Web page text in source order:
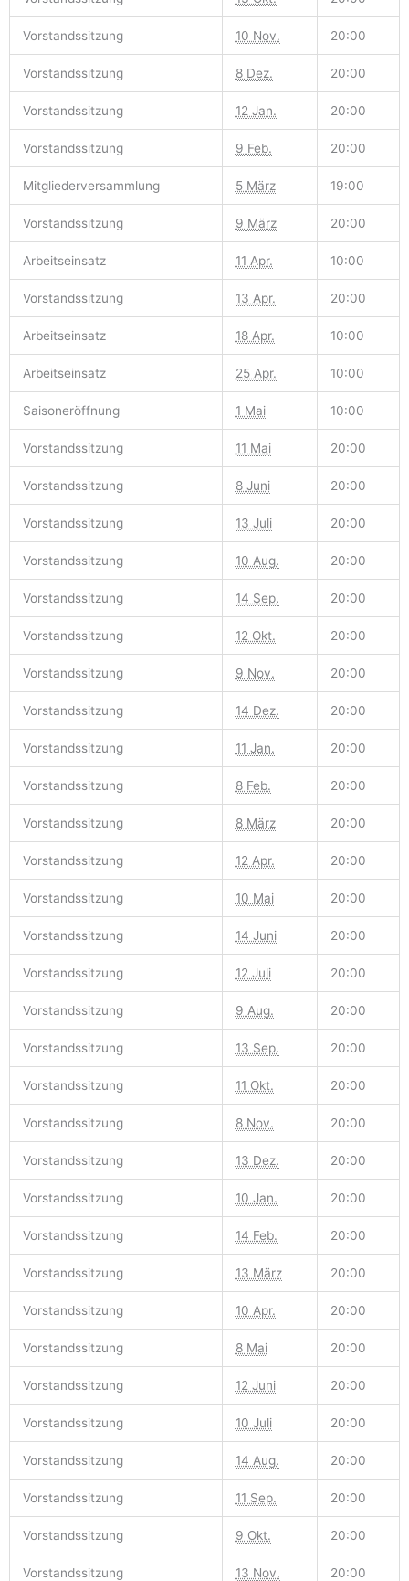
Vorstandssitzung 10 Nov. 20:00
Vorstandssitzung 8 Dez. 20:00
Vorstandssitzung 12 Jan. 20:00
Vorstandssitzung 9 Feb. 20:00
Mitgliederversammlung 5 März 19:00
Vorstandssitzung 9 März 20:00
Arbeitseinsatz 11 Apr. 10:00
Vorstandssitzung 13 Apr. 20:00
Arbeitseinsatz 18 Apr. 10:00
Arbeitseinsatz 25 Apr. 10:00
Saisoneröffnung 1 Mai 10:00
Vorstandssitzung 11 Mai 20:00
Vorstandssitzung 8 Juni 20:00
Vorstandssitzung 13 Juli 20:00
Vorstandssitzung 10 Aug. 20:00
Vorstandssitzung 14 Sep. 20:00
Vorstandssitzung 12 Okt. 20:00
Vorstandssitzung 9 Nov. 20:00
Vorstandssitzung 14 Dez. 20:00
Vorstandssitzung 11 Jan. 20:00
Vorstandssitzung 8 Feb. 20:00
Vorstandssitzung 8 März 20:00
Vorstandssitzung 12 Apr. 20:00
Vorstandssitzung 10 Mai 20:00
Vorstandssitzung 14 Juni 20:00
Vorstandssitzung 12 Juli 20:00
Vorstandssitzung 9 Aug. 20:00
Vorstandssitzung 13 Sep. 20:00
Vorstandssitzung 11 Okt. 20:00
Vorstandssitzung 8 Nov. 20:00
Vorstandssitzung 13 Dez. 20:00
Vorstandssitzung 10 Jan. 20:00
Vorstandssitzung 14 Feb. 20:00
Vorstandssitzung 13 März 20:00
Vorstandssitzung 10 Apr. 20:00
Vorstandssitzung 8 Mai 20:00
Vorstandssitzung 12 Juni 20:00
Vorstandssitzung 10 Juli 20:00
Vorstandssitzung 14 Aug. 20:00
Vorstandssitzung 11 Sep. 20:00
Vorstandssitzung 9 Okt. 20:00
Vorstandssitzung 13 Nov. 20:00